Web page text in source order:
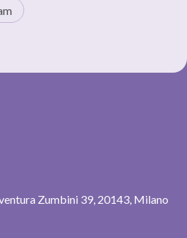
Zumbini 39, 20143, Milano